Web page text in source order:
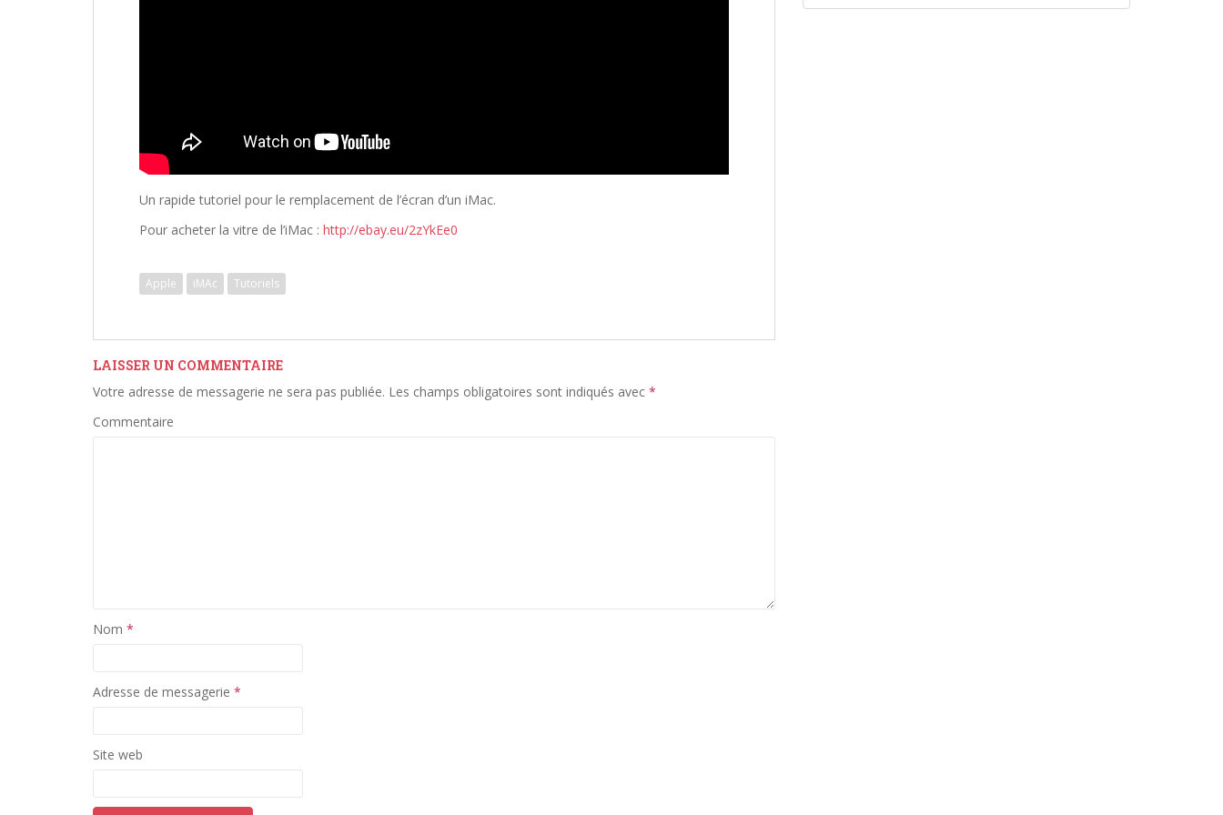
Un rapide tutoriel pour le remplacement de l’écran d’un iMac.
Pour acheter la vitre de l’iMac : http://ebay.eu/2zYkEe0
Apple iMAc Tutoriels
LAISSER UN COMMENTAIRE
Votre adresse de messagerie ne sera pas publiée. Les champs obligatoires sont indiqués avec *
Commentaire
Nom *
Adresse de messagerie *
Site web